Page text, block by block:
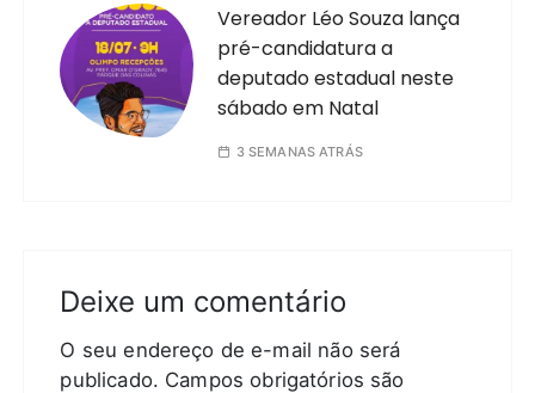
Vereador Léo Souza lança
pré-candidatura a
deputado estadual neste
sábado em Natal
3 SEMANAS ATRÁS
Deixe um comentário
O seu endereço de e-mail não será
publicado. Campos obrigatórios são